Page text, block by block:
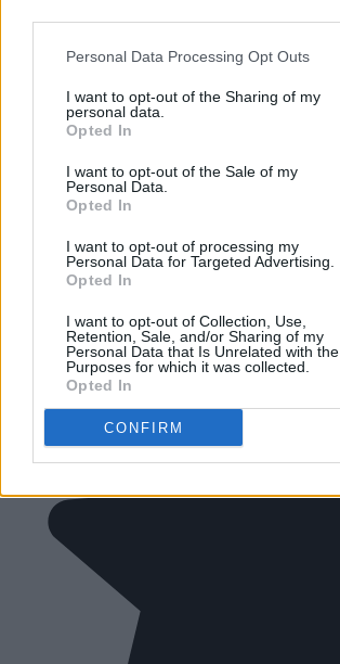
Personal Data Processing Opt Outs
I want to opt-out of the Sharing of my
personal data.
Opted In
I want to opt-out of the Sale of my
Personal Data.
Opted In
I want to opt-out of processing my
Personal Data for Targeted Advertising.
Opted In
I want to opt-out of Collection, Use,
Retention, Sale, and/or Sharing of my
Personal Data that Is Unrelated with the
Purposes for which it was collected.
Opted In
CONFIRM